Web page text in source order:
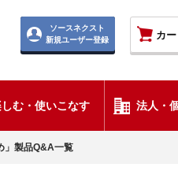
ソースネクスト
新規ユーザー登録
カ
む・使いこなす 法人・
」製品Q&A一覧